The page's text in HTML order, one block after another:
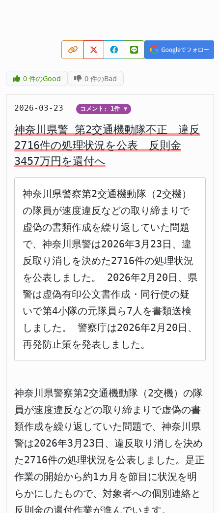
0件のGood 0 件のBad
2026-03-23 コメント: 1件 ▼
神奈川県警 第2交通機動隊不正 違反
2716件の処理状況を公表 反則金
3457万円を還付へ
神奈川県警察第2交通機動隊（2交機）
の隊員が速度違反などの取り締まりで
虚偽の書類作成を繰り返していた問題
で、神奈川県警は2026年3月23日、違
反取り消しを決めた2716件の処理状況
を公表しました。 2026年2月20日、県
警は虚偽有印公文書作成・同行使の疑
いで第4小隊の元隊員ら7人を書類送検
しました。 警察庁は2026年2月20日、
再発防止策を発表しました。
神奈川県警察第2交通機動隊（2交機）の隊
員が速度違反などの取り締まりで虚偽の書
類作成を繰り返していた問題で、神奈川県
警は2026年3月23日、違反取り消しを決め
た2716件の処理状況を公表しました。是正
作業の開始から約1カ月を節目に状況を明
らかにしたもので、対象者への個別連絡と
反則金の還付作業が進んでいます。